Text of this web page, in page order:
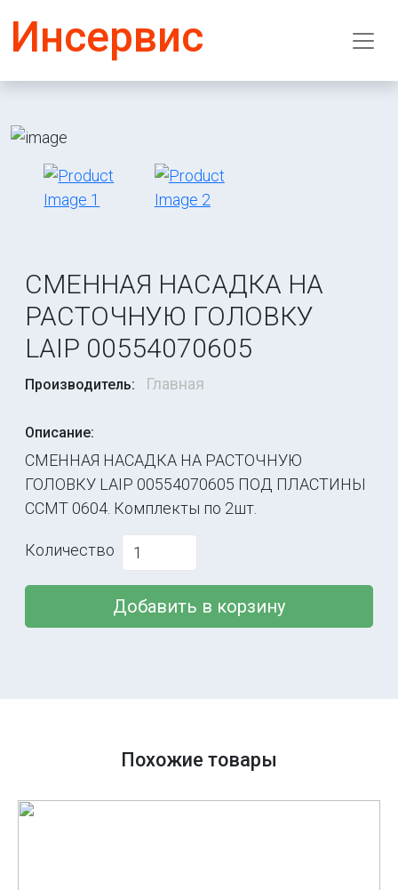
Инсервис
СМЕННАЯ НАСАДКА НА
РАСТОЧНУЮ ГОЛОВКУ
LAIP 00554070605
Производитель: Главная
Описание:
СМЕННАЯ НАСАДКА НА РАСТОЧНУЮ
ГОЛОВКУ LAIP 00554070605 ПОД ПЛАСТИНЫ
CCMT 0604. Комплекты по 2шт.
Количество
Добавить в корзину
Похожие товары